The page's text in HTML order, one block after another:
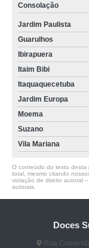
Consolação
Jardim Paulista
Guarulhos
Ibirapuera
Itaim Bibi
Itaquaquecetuba
Jardim Europa
Moema
Suzano
Vila Mariana
O conteúdo do texto desta
total, mesmo citando
violação de direito autoral
autorais
Doces
Rua